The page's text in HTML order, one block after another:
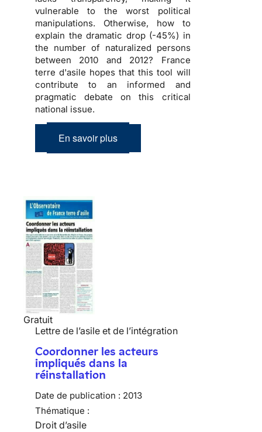
vulnerable to the worst political
manipulations. Otherwise, how to
explain the dramatic drop (-45%) in
the number of naturalized persons
between 2010 and 2012? France
terre d'asile hopes that this tool will
contribute to an informed and
pragmatic debate on this critical
national issue.
En savoir plus
Gratuit
Lettre de l’asile et de l’intégration
Coordonner les acteurs
impliqués dans la
réinstallation
Date de publication : 2013
Thématique :
Droit d’asile